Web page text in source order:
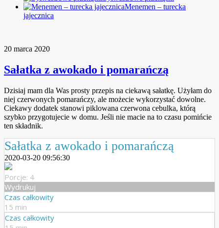
Menemen – turecka
jajecznica
20 marca 2020
Sałatka z awokado i pomarańczą
Dzisiaj mam dla Was prosty przepis na ciekawą sałatkę. Użyłam do
niej czerwonych pomarańczy, ale możecie wykorzystać dowolne.
Ciekawy dodatek stanowi piklowana czerwona cebulka, którą
szybko przygotujecie w domu. Jeśli nie macie na to czasu pomińcie
ten składnik.
Sałatka z awokado i pomarańczą
2020-03-20 09:56:30
Porcje: 4
Wydrukuj
Czas całkowity
15 min
Czas całkowity